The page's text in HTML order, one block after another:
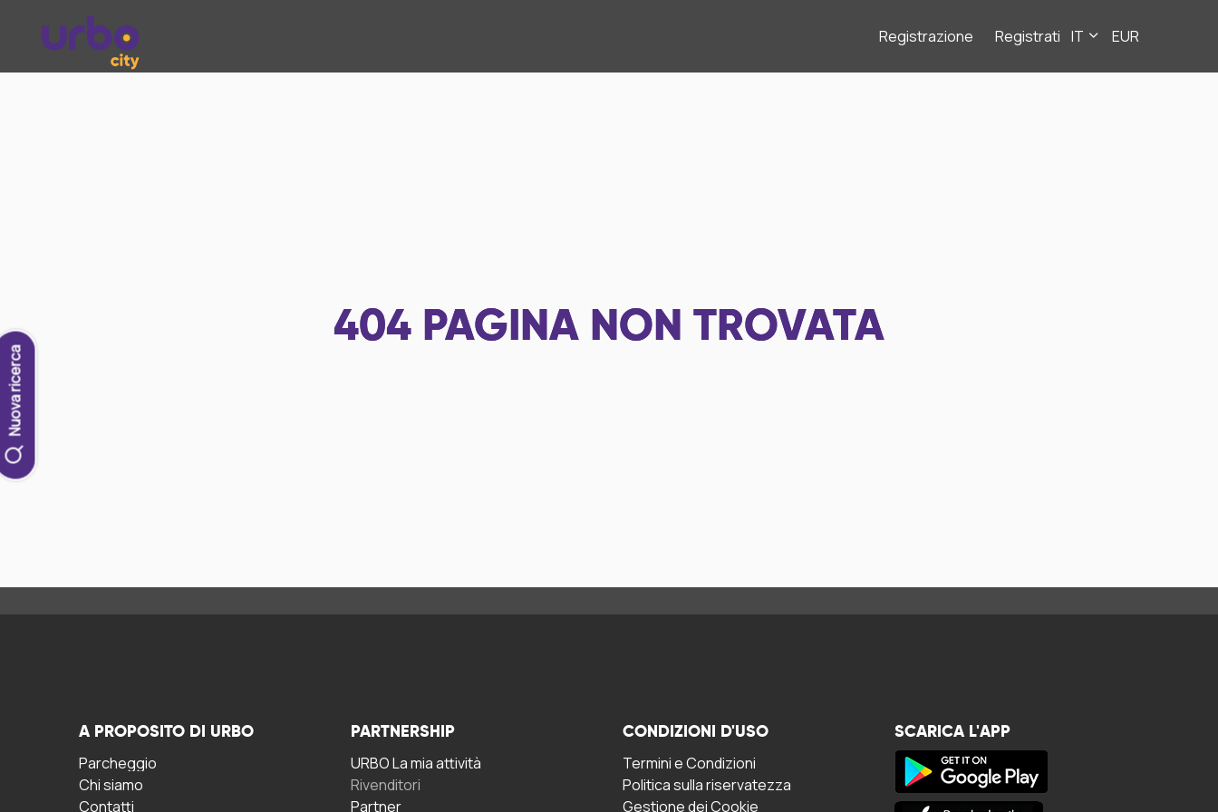
Registrazione Registrati IT EUR
Nuova ricerca
404 PAGINA NON TROVATA
A PROPOSITO DI URBO
Parcheggio
Chi siamo
Contatti
PARTNERSHIP
URBO La mia attività
Rivenditori
Partner
CONDIZIONI D'USO
Termini e Condizioni
Politica sulla riservatezza
Gestione dei Cookie
SCARICA L'APP